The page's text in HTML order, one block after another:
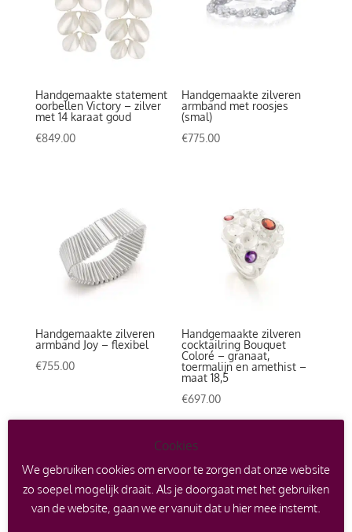
Handgemaakte statement
oorbellen Victory – zilver
met 14 karaat goud
€849.00
Handgemaakte zilveren
armband met roosjes
(smal)
€775.00
Handgemaakte zilveren
armband Joy – flexibel
€755.00
Handgemaakte zilveren
cocktailring Bouquet
Coloré – granaat,
toermalijn en amethist –
maat 18,5
€697.00
Cookies
We gebruiken cookies om ervoor te zorgen dat onze website
zo soepel mogelijk draait. Als je doorgaat met het gebruiken
van de website, gaan we er vanuit dat u hier mee instemt.